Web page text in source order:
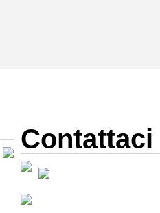
Contattaci